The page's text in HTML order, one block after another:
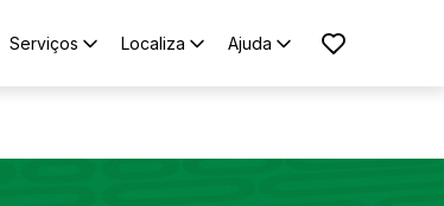
Serviços Localiza Ajuda